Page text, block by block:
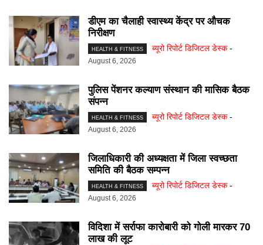
डीएम का चैलाही स्वास्थ्य केंद्र पर औचक
निरीक्षण
HEALTH & FITNESS ब्यूरो रिपोर्ट डिजिटल डेस्क -
August 6, 2026
पुलिस पेंशनर कल्याण संस्थान की मासिक बैठक
संपन्न
HEALTH & FITNESS ब्यूरो रिपोर्ट डिजिटल डेस्क -
August 6, 2026
जिलाधिकारी की अध्यक्षता में जिला स्वच्छता
समिति की बैठक सम्पन्न
HEALTH & FITNESS ब्यूरो रिपोर्ट डिजिटल डेस्क -
August 6, 2026
विदिशा में सर्राफा कारोबारी को गोली मारकर 70
लाख की लूट